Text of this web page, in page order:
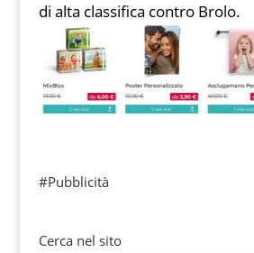
di alta classifica contro Brolo.
#Pubblicità
Cerca nel sito